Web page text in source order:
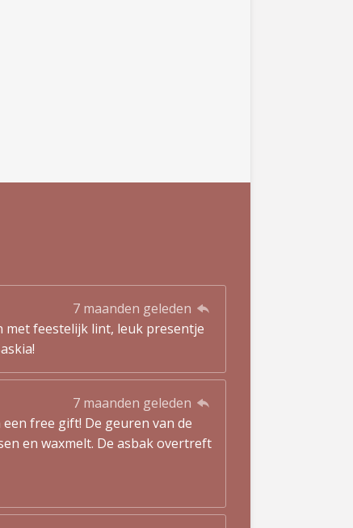
7 maanden geleden
met feestelijk lint, leuk presentje
7 maanden geleden
free gift! De geuren van de
en waxmelt. De asbak overtreft